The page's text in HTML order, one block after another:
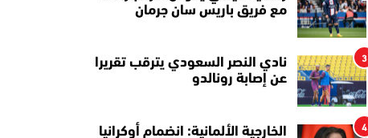
مع فريق باريس سان جرمان
3
نادي النصر السعودي يترقب تقريرا
عن إصابة رونالدو
4 الخارجية الألمانية: انضمام أوكرانيا